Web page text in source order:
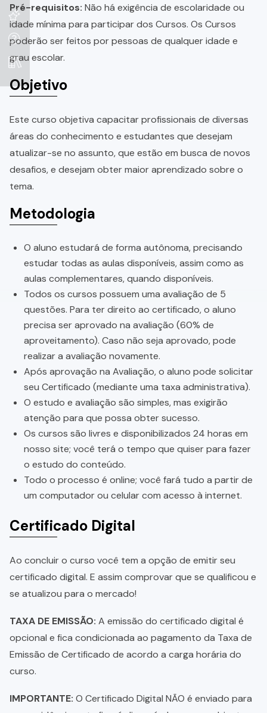
Pré-requisitos: Não há exigência de escolaridade ou
idade mínima para participar dos Cursos. Os Cursos
poderão ser feitos por pessoas de qualquer idade e
grau escolar.
Objetivo
Este curso objetiva capacitar profissionais de diversas
áreas do conhecimento e estudantes que desejam
atualizar-se no assunto, que estão em busca de novos
desafios, e desejam obter maior aprendizado sobre o
tema.
Metodologia
O aluno estudará de forma autônoma, precisando
estudar todas as aulas disponíveis, assim como as
aulas complementares, quando disponíveis.
Todos os cursos possuem uma avaliação de 5
questões. Para ter direito ao certificado, o aluno
precisa ser aprovado na avaliação (60% de
aproveitamento). Caso não seja aprovado, pode
realizar a avaliação novamente.
Após aprovação na Avaliação, o aluno pode solicitar
seu Certificado (mediante uma taxa administrativa).
O estudo e avaliação são simples, mas exigirão
atenção para que possa obter sucesso.
Os cursos são livres e disponibilizados 24 horas em
nosso site; você terá o tempo que quiser para fazer
o estudo do conteúdo.
Todo o processo é online; você fará tudo a partir de
um computador ou celular com acesso à internet.
Certificado Digital
Ao concluir o curso você tem a opção de emitir seu
certificado digital. E assim comprovar que se qualificou e
se atualizou para o mercado!
TAXA DE EMISSÃO: A emissão do certificado digital é
opcional e fica condicionada ao pagamento da Taxa de
Emissão de Certificado de acordo a carga horária do
curso.
IMPORTANTE: O Certificado Digital NÃO é enviado para